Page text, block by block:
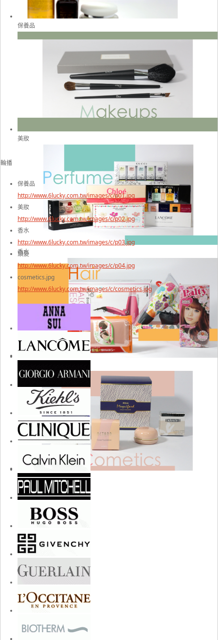
保養品
美妝
香水
cosmetics.jpg
輪播
保養品
http://www.6lucky.com.tw/images/c/p01.jpg
美妝
http://www.6lucky.com.tw/images/c/p02.jpg
香水
http://www.6lucky.com.tw/images/c/p03.jpg
頭髮
http://www.6lucky.com.tw/images/c/p04.jpg
cosmetics.jpg
http://www.6lucky.com.tw/images/c/cosmetics.jpg